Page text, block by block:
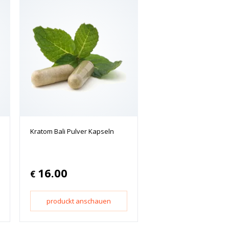
Kratom Bali Pulver Kapseln
€ 16.00
produckt anschauen